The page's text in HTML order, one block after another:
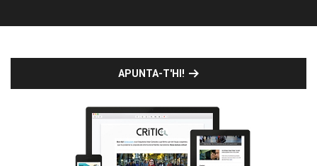
APUNTA-T'HI!